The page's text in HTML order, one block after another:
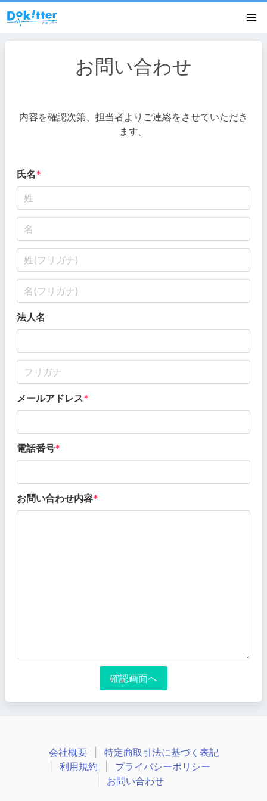
お問い合わせ
内容を確認次第、担当者よりご連絡をさせていただき
ます。
氏名
法人名
メールアドレス
電話番号
お問い合わせ内容
会社概要
特定商取引法に基づく表記
利用規約
プライバシーポリシー
お問い合わせ